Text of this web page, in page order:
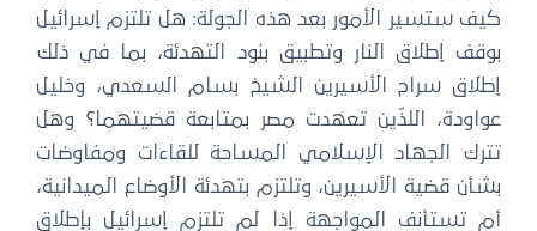
كيف ستسير الأمور بعد هذه الجولة: هل تلتزم إسرائيل
بوقف إطلاق النار وتطبيق بنود التهدئة، بما في ذلك
إطلاق سراح الأسيرين الشيخ بسام السعدي، وخليل
عواودة، اللذّين تعهدت مصر بمتابعة قضيتهما؟ وهل
تترك الجهاد الإسلامي المساحة للقاءات ومفاوضات
بشأن قضية الأسيرين، وتلتزم بتهدئة الأوضاع الميدانية،
أم تستأنف المواجهة إذا لم تلتزم إسرائيل بإطلاق